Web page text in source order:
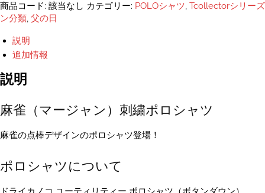
ャ
ン）
ゅ
う
ポ
シ
ツ
あ
り
商品コード: 該当なし カテゴリー: POLOシャツ, Tcollectorシリーズ
ン分類, 父の日
説明
追加情報
説明
麻雀（マージャン）刺繍ポロシャツ
麻雀の点棒デザインのポロシャツ登場！
ポロシャツについて